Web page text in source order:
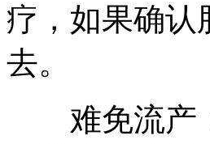
疗，如果确认
去。
难免流产：